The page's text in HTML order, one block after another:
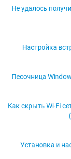
Не удалось
Настройка
Песочница
Как скрыть Wi-Fi
Установка и